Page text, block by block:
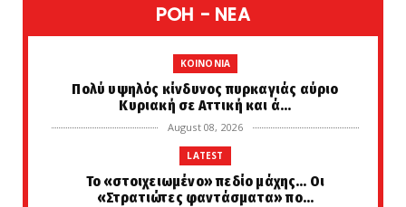
POH - NEA
KOINONIA
Πολύ υψηλός κίνδυνος πυρκαγιάς αύριο
Κυριακή σε Αττική και ά...
August 08, 2026
LATEST
Το «στοιχειωμένο» πεδίο μάχης… Οι
«Στρατιώτες φαντάσματα» πο...